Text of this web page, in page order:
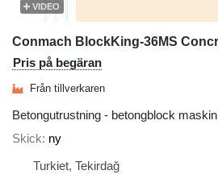
VIDEO
Pris på begäran
Från tillverkaren
Betongutrustning - betongblock maskin
Skick ny
Turkiet, Tekirdağ